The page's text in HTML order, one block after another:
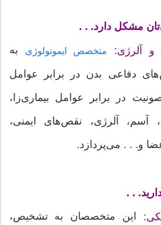
مشکل دارد. . .
و آلرژی: متخصص ایمونولوژی به
دفاعی بدن در برابر عوامل
در برابر عوامل بیماری‌زا،
آسم، آلرژی، نقص‌های ایمنی،
و. . . می‌پردازد.
. .
این متخصصان به تشخیص،